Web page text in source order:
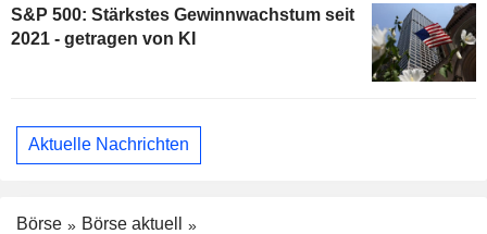
S&P 500: Stärkstes Gewinnwachstum seit
2021 - getragen von KI
Aktuelle Nachrichten
Börse
Börse aktuell